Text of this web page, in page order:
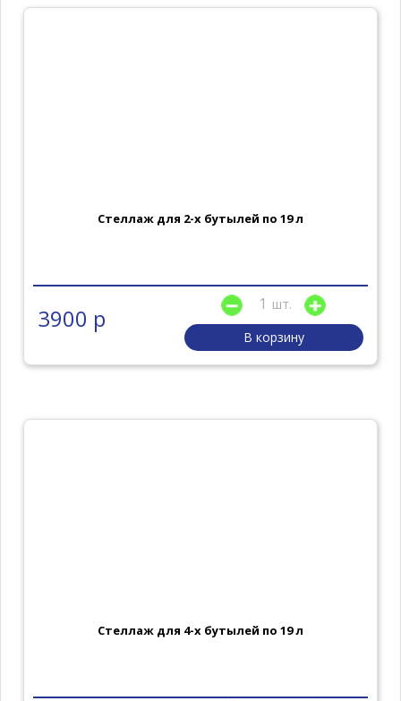
Стеллаж для 2-х бутылей по 19 л
3900 р
шт.
В корзину
Стеллаж для 4-х бутылей по 19 л